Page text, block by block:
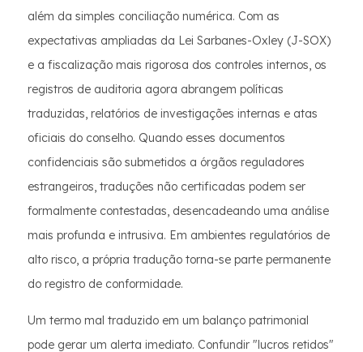
além da simples conciliação numérica. Com as
expectativas ampliadas da Lei Sarbanes-Oxley (J-SOX)
e a fiscalização mais rigorosa dos controles internos, os
registros de auditoria agora abrangem políticas
traduzidas, relatórios de investigações internas e atas
oficiais do conselho. Quando esses documentos
confidenciais são submetidos a órgãos reguladores
estrangeiros, traduções não certificadas podem ser
formalmente contestadas, desencadeando uma análise
mais profunda e intrusiva. Em ambientes regulatórios de
alto risco, a própria tradução torna-se parte permanente
do registro de conformidade.
Um termo mal traduzido em um balanço patrimonial
pode gerar um alerta imediato. Confundir "lucros retidos"